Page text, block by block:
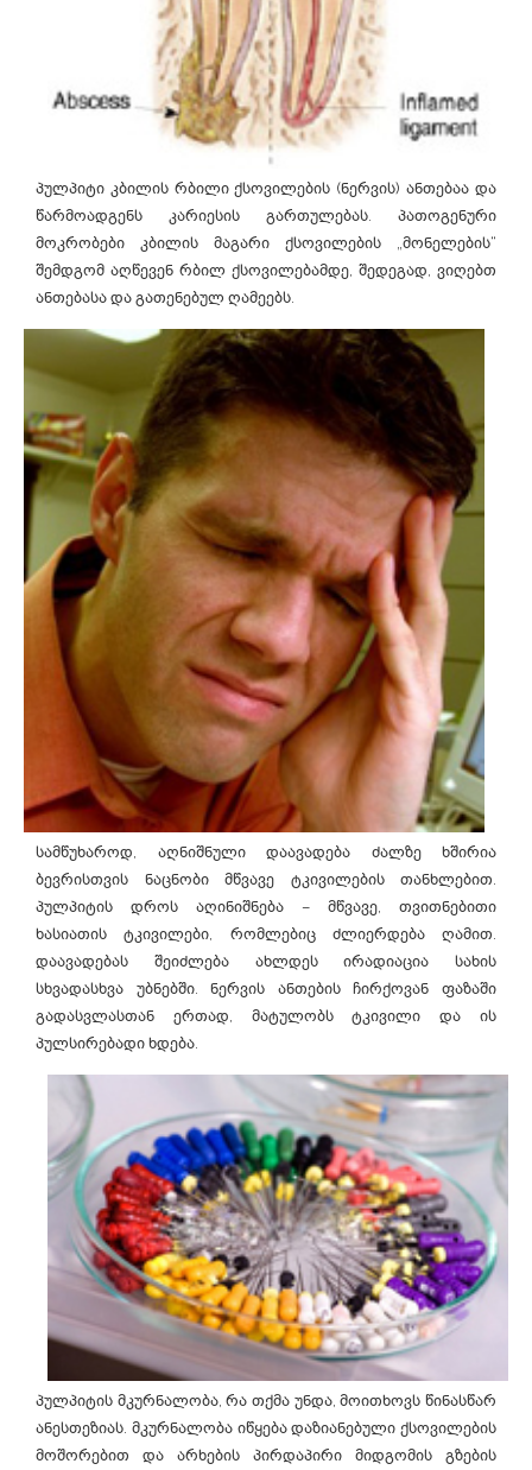
პულპიტი კბილის რბილი ქსოვილების (ნერვის) ანთებაა და
წარმოადგენს კარიესის გართულებას. პათოგენური
მოკრობები კბილის მაგარი ქსოვილების „მონელების“
შემდგომ აღწევენ რბილ ქსოვილებამდე, შედეგად, ვიღებთ
ანთებასა და გათენებულ ღამეებს.
სამწუხაროდ, აღნიშნული დაავადება ძალზე ხშირია
ბევრისთვის ნაცნობი მწვავე ტკივილების თანხლებით.
პულპიტის დროს აღინიშნება – მწვავე, თვითნებითი
ხასიათის ტკივილები, რომლებიც ძლიერდება ღამით.
დაავადებას შეიძლება ახლდეს ირადიაცია სახის
სხვადასხვა უბნებში. ნერვის ანთების ჩირქოვან ფაზაში
გადასვლასთან ერთად, მატულობს ტკივილი და ის
პულსირებადი ხდება.
პულპიტის მკურნალობა, რა თქმა უნდა, მოითხოვს წინასწარ
ანესთეზიას. მკურნალობა იწყება დაზიანებული ქსოვილების
მოშორებით და არხების პირდაპირი მიდგომის გზების